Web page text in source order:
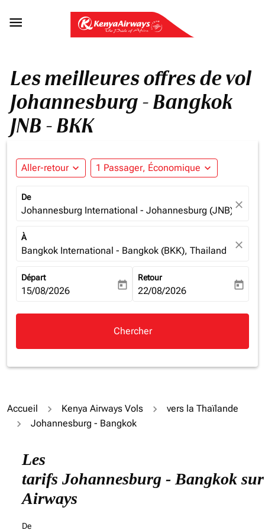

Les meilleures offres de vol
Johannesburg - Bangkok
JNB - BKK
Aller-retour expand_more 1 Passager, Économique expand_more
De
Johannesburg International - Johannesburg (JNB),close
À
Bangkok International - Bangkok (BKK), Thailand close
Départ
fc-booking-departure-date-aria-label
15/08/2026 today
Retour
fc-booking-return-date-aria-
22/08/2026 today
Chercher
Accueil Kenya Airways Vols
vers la Thaïlande
Johannesburg - Bangkok
Les
tarifs Johannesburg - Bangkok
Airways
De
Essayez de mettre à jour votre itinéraire (origine et/